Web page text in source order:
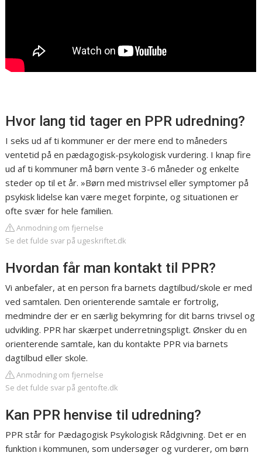
Hvor lang tid tager en PPR udredning?
I seks ud af ti kommuner er der mere end to måneders
ventetid på en pædagogisk-psykologisk vurdering. I knap fire
ud af ti kommuner må børn vente 3-6 måneder og enkelte
steder op til et år. »Børn med mistrivsel eller symptomer på
psykisk lidelse kan være meget forpinte, og situationen er
ofte svær for hele familien.
Anmodning om fjernelse
Se det fulde svar på ugeskriftet.dk
Hvordan får man kontakt til PPR?
Vi anbefaler, at en person fra barnets dagtilbud/skole er med
ved samtalen. Den orienterende samtale er fortrolig,
medmindre der er en særlig bekymring for dit barns trivsel og
udvikling. PPR har skærpet underretningspligt. Ønsker du en
orienterende samtale, kan du kontakte PPR via barnets
dagtilbud eller skole.
Anmodning om fjernelse
Se det fulde svar på gentofte.dk
Kan PPR henvise til udredning?
PPR står for Pædagogisk Psykologisk Rådgivning. Det er en
funktion i kommunen, som undersøger og vurderer, om børn